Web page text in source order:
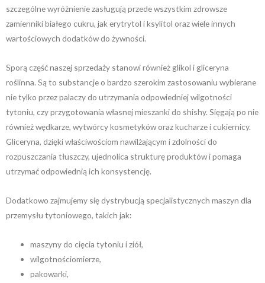
szczególne wyróżnienie zasługują przede wszystkim zdrowsze
zamienniki białego cukru, jak erytrytol i ksylitol oraz wiele innych
wartościowych dodatków do żywności.
Sporą część naszej sprzedaży stanowi również glikol i gliceryna
roślinna. Są to substancje o bardzo szerokim zastosowaniu wybierane
nie tylko przez palaczy do utrzymania odpowiedniej wilgotności
tytoniu, czy przygotowania własnej mieszanki do shishy. Sięgają po nie
również wędkarze, wytwórcy kosmetyków oraz kucharze i cukiernicy.
Gliceryna, dzięki właściwościom nawilżającym i zdolności do
rozpuszczania tłuszczy, ujednolica strukturę produktów i pomaga
utrzymać odpowiednią ich konsystencję.
Dodatkowo zajmujemy się dystrybucją specjalistycznych maszyn dla
przemysłu tytoniowego, takich jak:
maszyny do cięcia tytoniu i ziół,
wilgotnościomierze,
pakowarki,